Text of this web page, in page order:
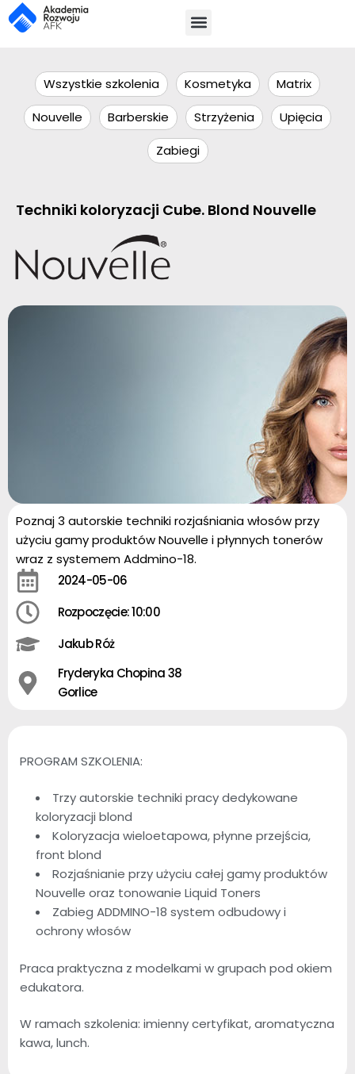
Wszystkie szkolenia Kosmetyka
Matrix
Nouvelle
Barberskie Strzyżenia
Upięcia
Zabiegi
Techniki koloryzacji Cube. Blond Nouvelle
Poznaj 3 autorskie techniki rozjaśniania włosów przy
użyciu gamy produktów Nouvelle i płynnych tonerów
wraz z systemem Addmino-18.
2024-05-06
Rozpoczęcie: 10:00
Jakub Róż
Fryderyka Chopina 38
Gorlice
PROGRAM SZKOLENIA:
Trzy autorskie techniki pracy dedykowane
koloryzacji blond
Koloryzacja wieloetapowa, płynne przejścia,
front blond
Rozjaśnianie przy użyciu całej gamy produktów
Nouvelle oraz tonowanie Liquid Toners
Zabieg ADDMINO-18 system odbudowy i
ochrony włosów
Praca praktyczna z modelkami w grupach pod okiem
edukatora.
W ramach szkolenia: imienny certyfikat, aromatyczna
kawa, lunch.